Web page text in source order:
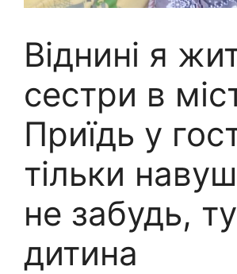
Віднині я
сестри в
Приїдь у
тільки
не забудь,
дитина